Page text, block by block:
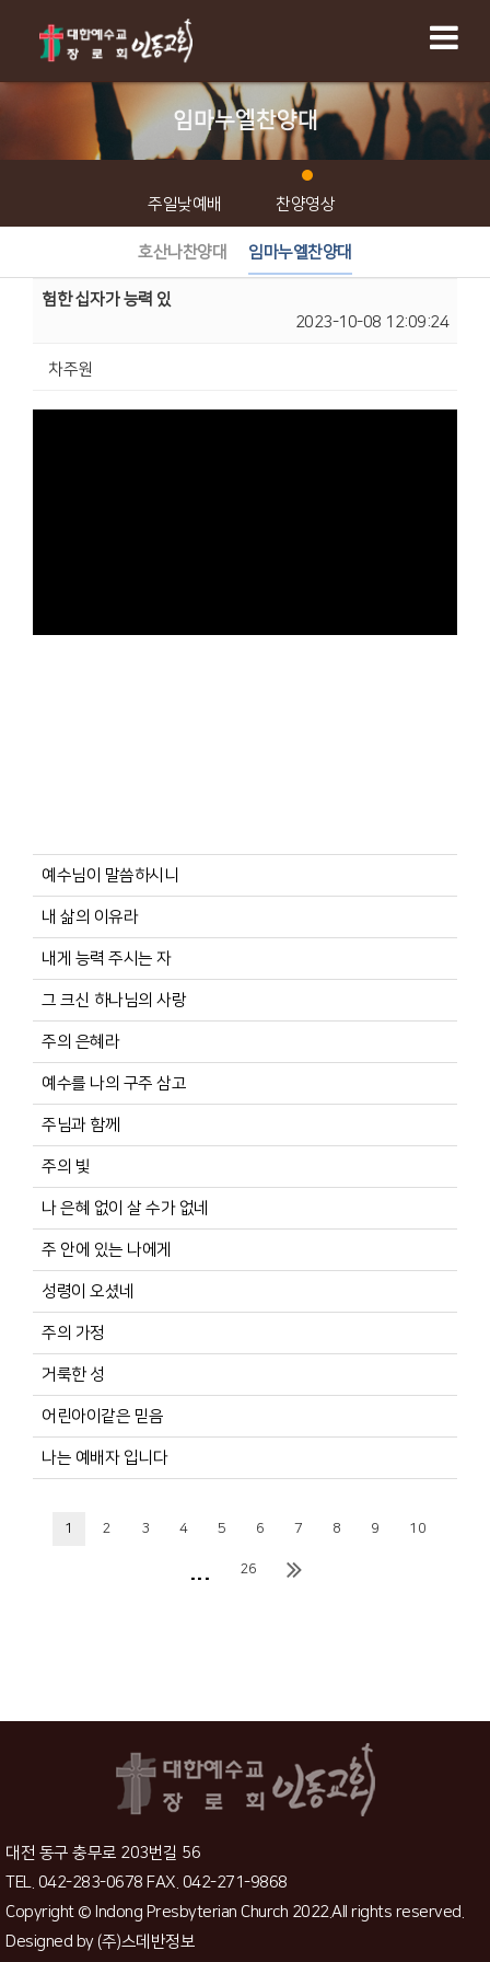
임마누엘찬양대
주일낮예배 찬양영상
호산나찬양대 임마누엘찬양대
험한 십자가 능력 있
2023-10-08 12:09:24
차주원
예수님이 말씀하시니
내 삶의 이유라
내게 능력 주시는 자
그 크신 하나님의 사랑
주의 은혜라
예수를 나의 구주 삼고
주님과 함께
주의 빛
나 은혜 없이 살 수가 없네
주 안에 있는 나에게
성령이 오셨네
주의 가정
거룩한 성
어린아이같은 믿음
나는 예배자 입니다
1 2 3 4 5 6 7 8 9 10
... 26
대전 동구 충무로 203번길 56
TEL. 042-283-0678 FAX. 042-271-9868
Copyright © Indong Presbyterian Church 2022.All rights reserved.
Designed by(주)스데반정보